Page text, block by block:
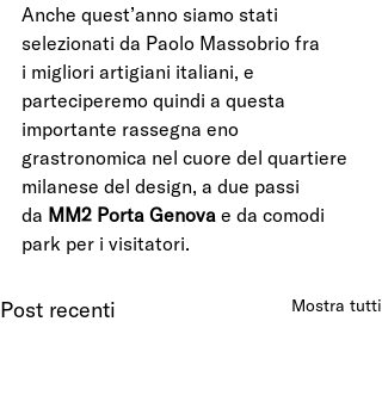
Anche quest’anno siamo stati
selezionati da Paolo Massobrio fra
i migliori artigiani italiani, e
parteciperemo quindi a questa
importante rassegna eno
grastronomica nel cuore del quartiere
milanese del design, a due passi
da MM2 Porta Genova e da comodi
park per i visitatori.
Post recenti Mostra tutti